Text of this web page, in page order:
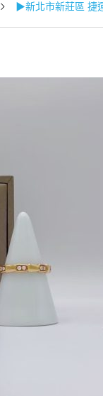
▶新北市新莊區 捷